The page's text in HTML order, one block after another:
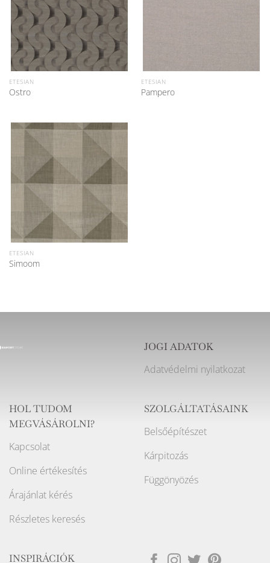
ETESIAN
Ostro
ETESIAN
Pampero
ETESIAN
Simoom
JOGI ADATOK
Adatvédelmi nyilatkozat
HOL TUDOM
MEGVÁSÁROLNI?
Kapcsolat
Online értékesítés
Árajánlat kérés
Részletes keresés
SZOLGÁLTATÁSAINK
Belsőépítészet
Kárpitozás
Függönyözés
INSPIRÁCIÓK